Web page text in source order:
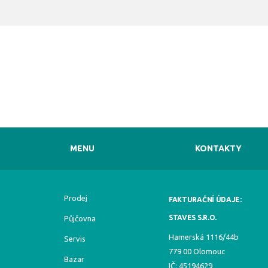
MENU KONTAKTY
Prodej
Půjčovna
Servis
Bazar
FAKTURAČNÍ ÚDAJE:
STAVES S.R.O.
Hamerská 1116/44b
779 00 Olomouc
IČ: 45194629